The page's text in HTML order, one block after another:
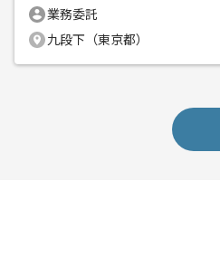
業務委託
九段下（東京都）